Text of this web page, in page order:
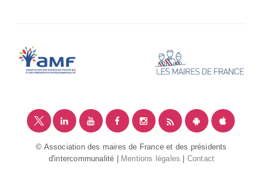
© Association des maires de France et des présidents
d'intercommunalité |
Mentions légales Contact